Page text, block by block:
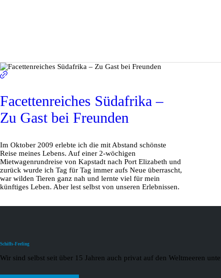
Facettenreiches Südafrika –
Zu Gast bei Freunden
Im Oktober 2009 erlebte ich die mit Abstand schönste
Reise meines Lebens. Auf einer 2-wöchigen
Mietwagenrundreise von Kapstadt nach Port Elizabeth und
zurück wurde ich Tag für Tag immer aufs Neue überrascht,
war wilden Tieren ganz nah und lernte viel für mein
künftiges Leben. Aber lest selbst von unseren Erlebnissen.
Schiffs-Feeling
Wir sind selbst seit über 15 Jahren auch privat auf den Weltmeeren